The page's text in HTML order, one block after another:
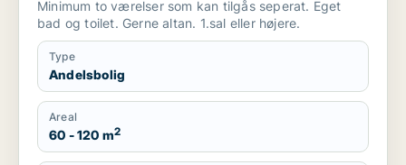
Minimum to værelser som kan tilgås seperat. Eget
bad og toilet. Gerne altan. 1.sal eller højere.
Type
Andelsbolig
Areal
60 - 120 m2